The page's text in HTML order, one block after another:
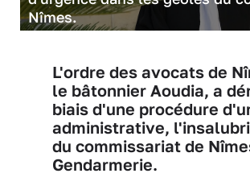
Nîmes.
L'ordre des avocats de
le bâtonnier Aoudia, a
biais d'une procédure
administrative,
du commissariat de
Gendarmerie.